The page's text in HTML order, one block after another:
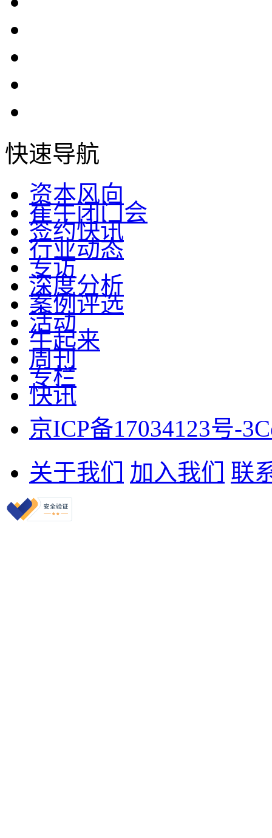
快速导航
资本风向
崔牛闭门会
签约快讯
行业动态
专访
深度分析
案例评选
活动
牛起来
周刊
专栏
快讯
京ICP备17034123号-3
关于我们
加入我们 联